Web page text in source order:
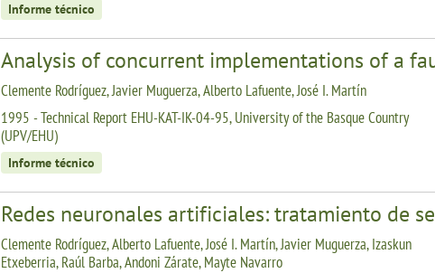
Informe técnico
Analysis of concurrent implementations of a
Clemente Rodríguez, Javier Muguerza, Alberto Lafuente, José I. Martín
1995 - Technical Report EHU-KAT-IK-04-95, University of the Basque Country
(UPV/EHU)
Informe técnico
Redes neuronales artificiales: tratamiento de
Clemente Rodríguez, Alberto Lafuente, José I. Martín, Javier Muguerza, Izaskun
Etxeberria, Raúl Barba, Andoni Zárate, Mayte Navarro